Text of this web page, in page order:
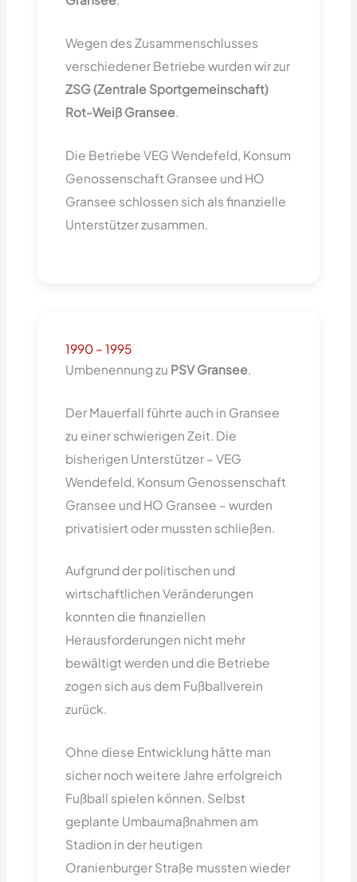
Wegen des Zusammenschlusses
verschiedener Betriebe wurden wir zur
ZSG (Zentrale Sportgemeinschaft)
Rot-Weiß Gransee.
Die Betriebe VEG Wendefeld, Konsum
Genossenschaft Gransee und HO
Gransee schlossen sich als finanzielle
Unterstützer zusammen.
1990 – 1995
Umbenennung zu PSV Gransee.
Der Mauerfall führte auch in Gransee
zu einer schwierigen Zeit. Die
bisherigen Unterstützer – VEG
Wendefeld, Konsum Genossenschaft
Gransee und HO Gransee – wurden
privatisiert oder mussten schließen.
Aufgrund der politischen und
wirtschaftlichen Veränderungen
konnten die finanziellen
Herausforderungen nicht mehr
bewältigt werden und die Betriebe
zogen sich aus dem Fußballverein
zurück.
Ohne diese Entwicklung hätte man
sicher noch weitere Jahre erfolgreich
Fußball spielen können. Selbst
geplante Umbaumaßnahmen am
Stadion in der heutigen
Oranienburger Straße mussten wieder